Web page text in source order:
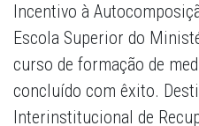
Incentivo à
Escola Superior do
curso de formação de
concluído com êxito.
Interinstitucional de